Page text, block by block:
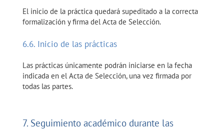
El inicio de la práctica quedará supeditado a la correcta
formalización y firma del Acta de Selección.
6.6. Inicio de las prácticas
Las prácticas únicamente podrán iniciarse en la fecha
indicada en el Acta de Selección, una vez firmada por
todas las partes.
7. Seguimiento académico durante las